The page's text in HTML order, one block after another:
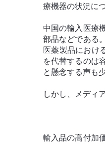
療機器の状況に
中国の輸入医療
部品などである
医薬製品におけ
を代替するのは
と懸念する声も
しかし、メディ
輸入品の高付加